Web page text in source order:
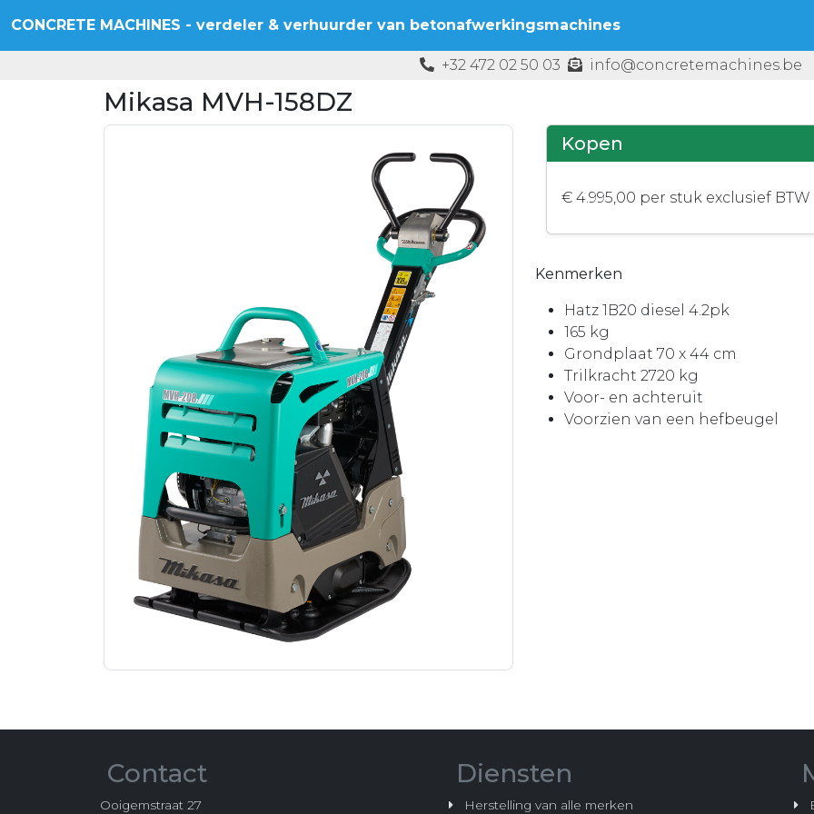
CONCRETE MACHINES - verdeler & verhuurder van betonafwerkingsmachines
+32 472 02 50 03 info@concretemachines.be
Mikasa MVH-158DZ
Kopen
€ 4.995,00 per stuk exclusief BTW
Kenmerken
Hatz 1B20 diesel 4.2pk
165 kg
Grondplaat 70 x 44 cm
Trilkracht 2720 kg
Voor- en achteruit
Voorzien van een hefbeugel
Contact
Ooigemstraat 27
Diensten
Herstelling van alle merken